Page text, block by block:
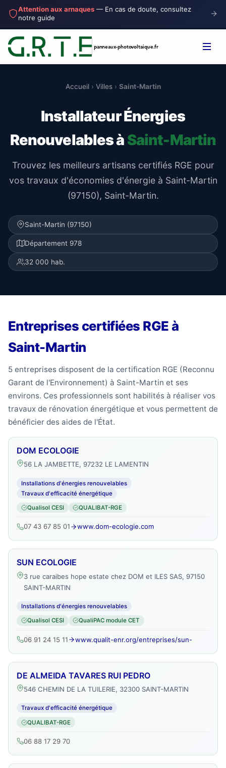
Attention aux arnaques — En cas de doute, consultez
notre guide
panneaux-photovoltaique.fr
Accueil› Villes› Saint-Martin
Installateur Énergies
Renouvelables à Saint-Martin
Trouvez les meilleurs artisans certifiés RGE pour
vos travaux d'économies d'énergie à Saint-Martin
(97150), Saint-Martin.
Saint-Martin (97150)
Département 978
32 000 hab.
Entreprises certifiées RGE à
Saint-Martin
5 entreprises disposent de la certification RGE (Reconnu
Garant de l'Environnement) à Saint-Martin et ses
environs. Ces professionnels sont habilités à réaliser vos
travaux de rénovation énergétique et vous permettent de
bénéficier des aides de l'État.
DOM ECOLOGIE
56 LA JAMBETTE, 97232 LE LAMENTIN
Installations d'énergies renouvelables
Travaux d'efficacité énergétique
Qualisol CESI QUALIBAT-RGE
07 43 67 85 01 www.dom-ecologie.com
SUN ECOLOGIE
3 rue caraibes hope estate chez DOM et ILES SAS, 97150
SAINT-MARTIN
Installations d'énergies renouvelables
Qualisol CESI QualiPAC module CET
06 91 24 15 11 www.qualit-enr.org/entreprises/sun-
DE ALMEIDA TAVARES RUI PEDRO
546 CHEMIN DE LA TUILERIE, 32300 SAINT-MARTIN
Travaux d'efficacité énergétique
QUALIBAT-RGE
06 88 17 29 70